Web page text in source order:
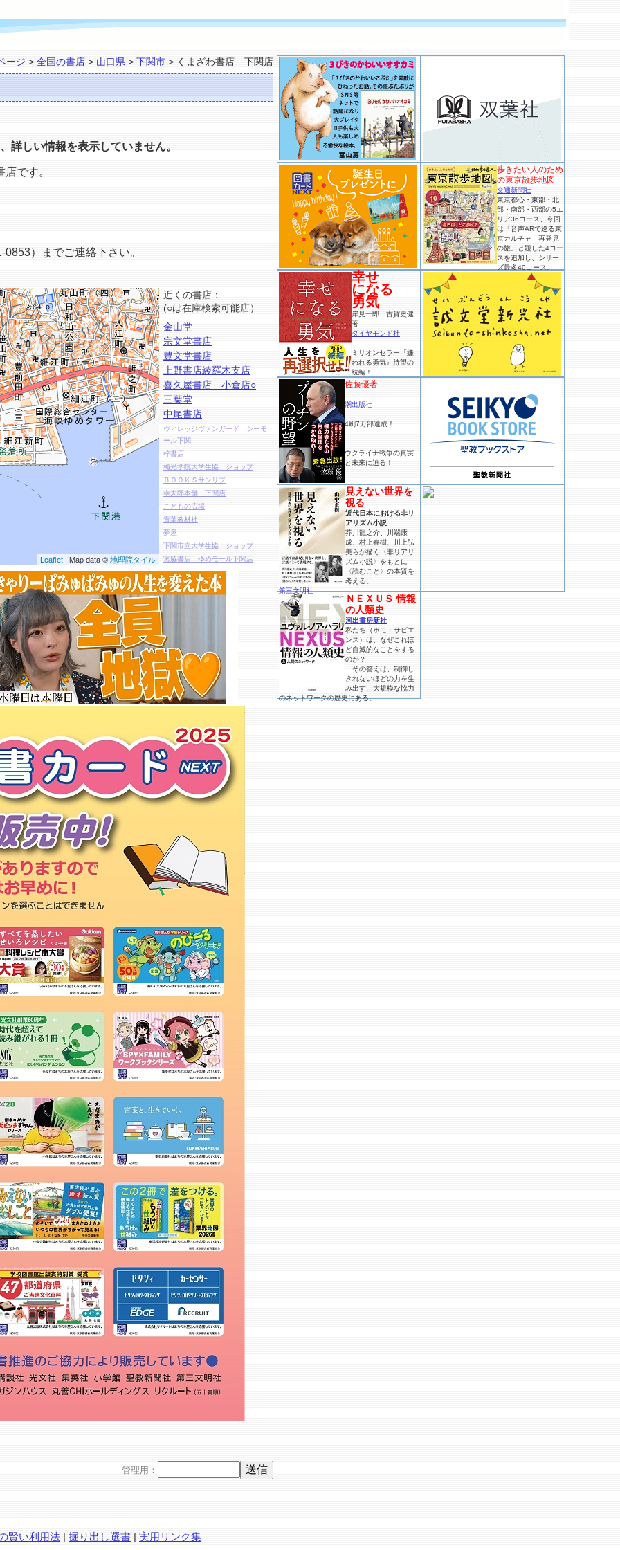
ージ > 全国の書店 > 山口県 > 下関市 > くまざわ書店 下関店
詳しい情報を表示していません。
です。
）までご連絡下さい。
Leaflet | Map data ©地理院タイル
近くの書店：
(○は在庫検索可能店）
金山堂
宗文堂書店
豊文堂書店
上野書店綾羅木支店
喜久屋書店 小倉店○
三葉堂
中尾書店
ヴィレッジヴァンガード シーモ
ール下関
梓書店
梅光学院大学生協 ショップ
ＢＯＯＫＳサンリブ
幸太郎本舗 下関店
こどもの広場
青葉教材社
夢屋
下関市立大学生協 ショップ
宮脇書店 ゆめモール下関店
はやし書店
宮脇書店 ゆめシティ店
ヴィレッジヴァンガード ゆめシ
ブックセンタークエスト 門司大
里店
北九州キリスト教ブックセンター
メロンブックス 小倉店
ゲーマーズ 小倉店
アニメイト 小倉店
こととや アミュプラザ小倉
ヴィレッジヴァンガード 小倉駅
前店
丸善 リバーウォーク北九州店
ブックセンタークエスト 小倉本
店
好文堂書店
ブックスノックオン
もっと詳しく
管理用：
賢い利用法 | 掘り出し選書 | 実用リンク集
歩きたい人のため
の東京散歩地図
交通新聞社
東京都心・東部・北
部・南部・西部の5エ
リア36コース、今回
は「音声ARで巡る東
京カルチャ―再発見
の旅」と題した4コー
スを追加し、シリー
ズ最多40コース。
幸せ
になる
勇気
岸見一郎 古賀史健
著
ダイヤモンド社
ミリオンセラー『嫌
われる勇気』待望の
続編！
佐藤優著
潮出版社
4刷7万部達成！
ウクライナ戦争の真実
と未来に迫る！
見えない世界を
視る
近代日本における非リ
アリズム小説
芥川龍之介、川端康
成、村上春樹、川上弘
美らが描く〈非リアリ
ズム小説〉をもとに
〈読むこと〉の本質を
考える。
第三文明社
ＮＥＸＵＳ 情報
の人類史
河出書房新社
私たち（ホモ・サピエ
ンス）は、なぜこれほ
ど自滅的なことをする
のか？
その答えは、制御し
きれないほどの力を生
み出す、大規模な協力
のネットワークの歴史にある。